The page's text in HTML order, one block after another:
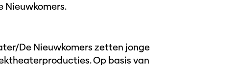
Nieuwkomers.
De Nieuwkomers zetten jonge
Op basis van